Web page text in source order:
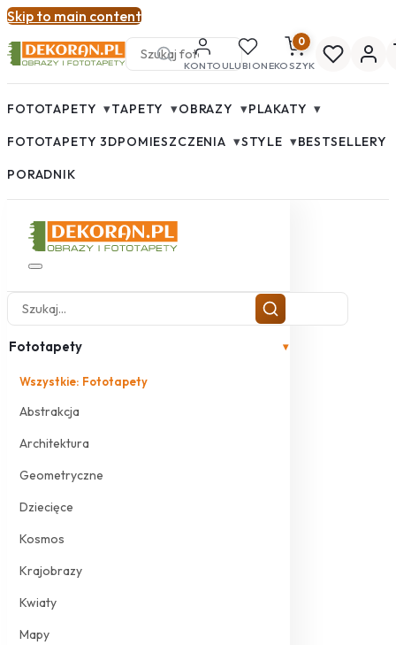
Skip to main content
KONTOULUBIONE
0
KOSZYK
FOTOTAPETY ▾TAPETY ▾OBRAZY ▾PLAKATY ▾
FOTOTAPETY 3DPOMIESZCZENIA ▾STYLE ▾BESTSELLERY
PORADNIK
Fototapety ▾
Wszystkie: Fototapety
Abstrakcja
Architektura
Geometryczne
Dziecięce
Kosmos
Krajobrazy
Kwiaty
Mapy